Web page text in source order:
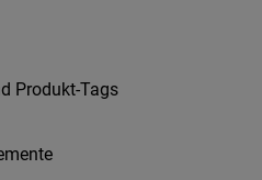
Produkt-Tags